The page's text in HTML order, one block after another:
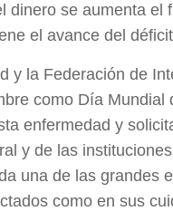
dinero se aumenta el
el avance del
y la Federación de
como Día Mundial
enfermedad y
y de las
una de las grandes
como en sus